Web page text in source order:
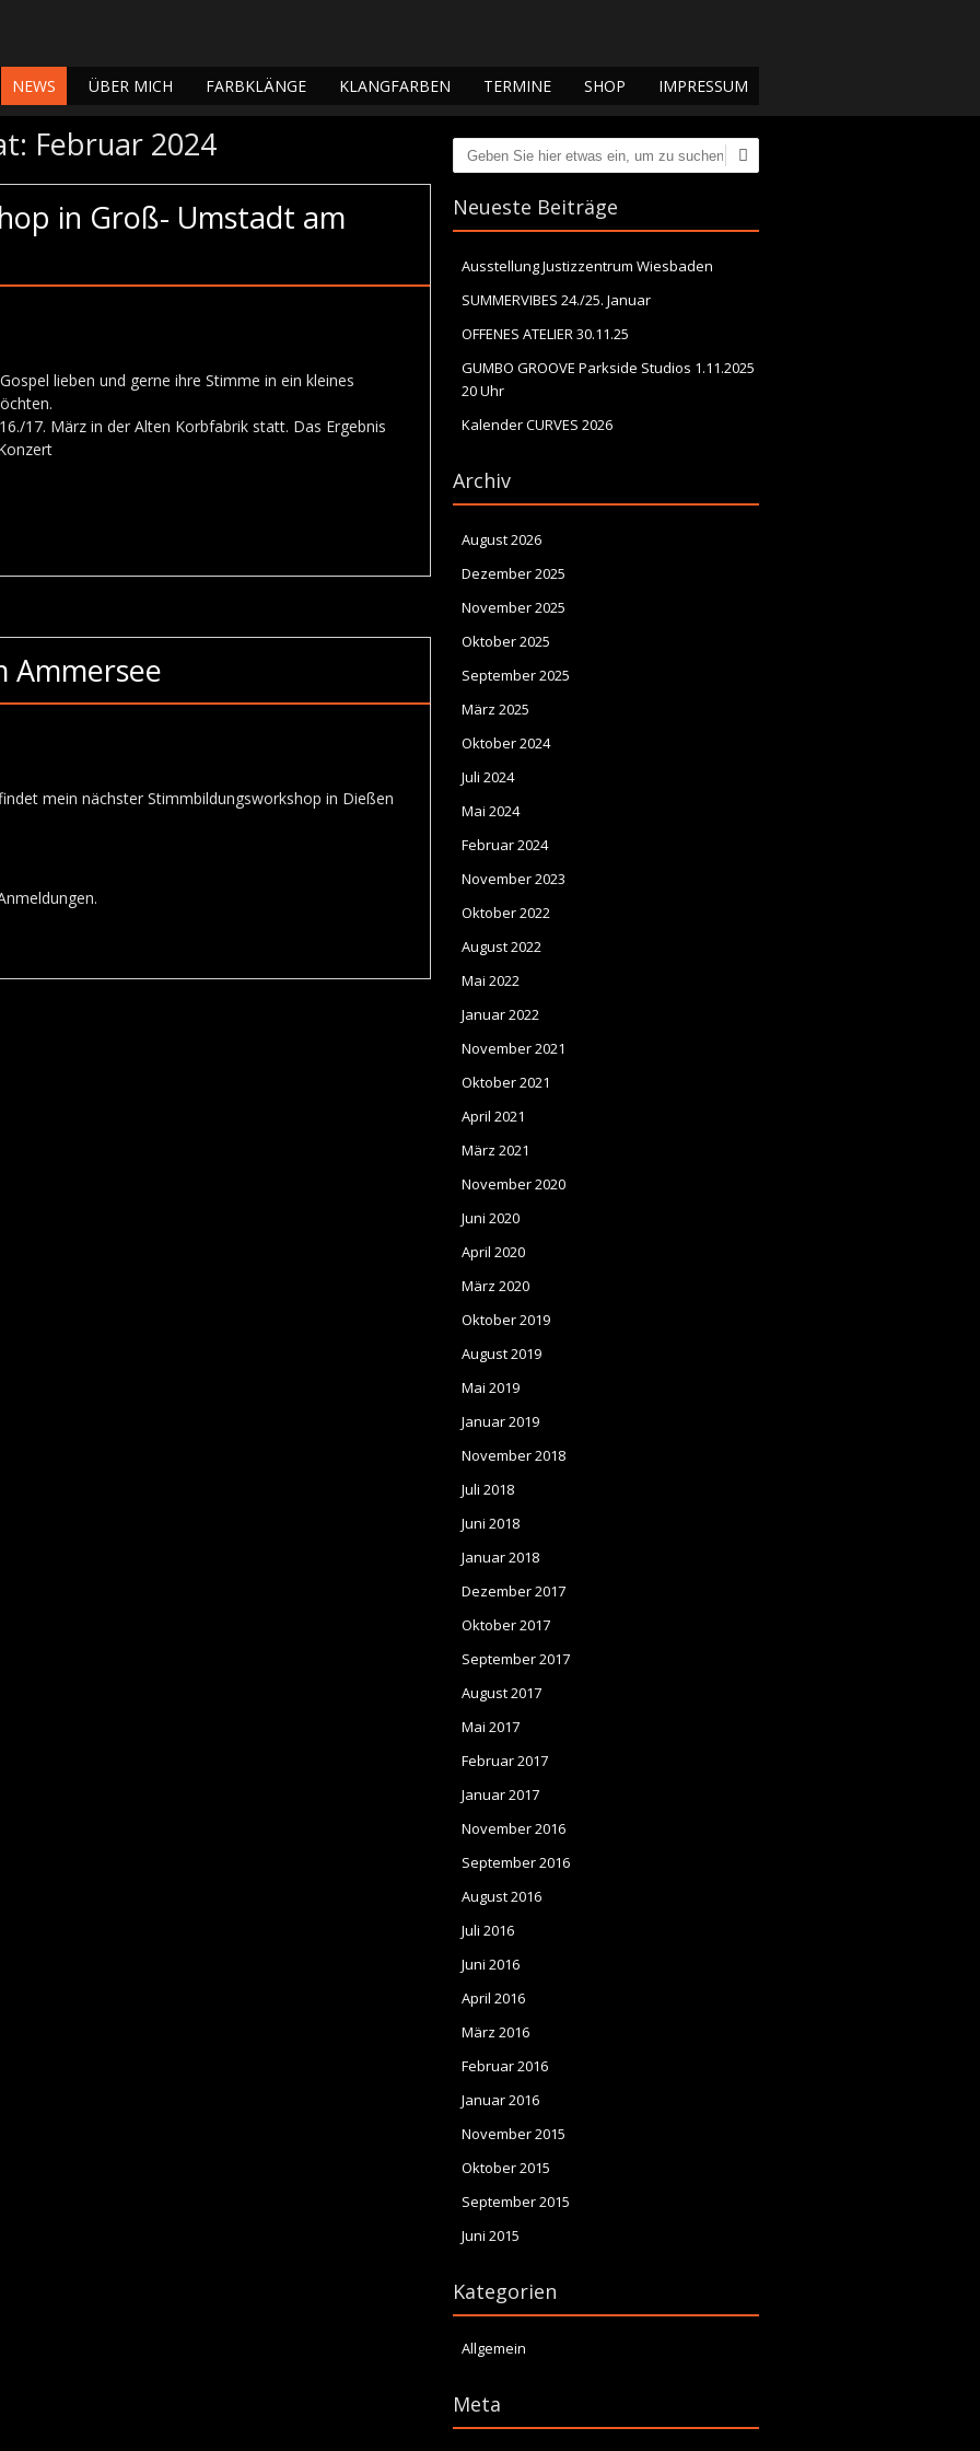
NEWS ÜBER MICH FARBKLÄNGE KLANGFARBEN TERMINE SHOP IMPRESSUM
Februar 2024
in Groß- Umstadt am
lieben und gerne ihre Stimme in ein kleines
17. März in der Alten Korbfabrik statt. Das Ergebnis
Ammersee
mein nächster Stimmbildungsworkshop in Dießen
Suchen
Neueste Beiträge
Ausstellung Justizzentrum Wiesbaden
SUMMERVIBES 24./25. Januar
OFFENES ATELIER 30.11.25
GUMBO GROOVE Parkside Studios 1.11.2025
20 Uhr
Kalender CURVES 2026
Archiv
August 2026
Dezember 2025
November 2025
Oktober 2025
September 2025
März 2025
Oktober 2024
Juli 2024
Mai 2024
Februar 2024
November 2023
Oktober 2022
August 2022
Mai 2022
Januar 2022
November 2021
Oktober 2021
April 2021
März 2021
November 2020
Juni 2020
April 2020
März 2020
Oktober 2019
August 2019
Mai 2019
Januar 2019
November 2018
Juli 2018
Juni 2018
Januar 2018
Dezember 2017
Oktober 2017
September 2017
August 2017
Mai 2017
Februar 2017
Januar 2017
November 2016
September 2016
August 2016
Juli 2016
Juni 2016
April 2016
März 2016
Februar 2016
Januar 2016
November 2015
Oktober 2015
September 2015
Juni 2015
Kategorien
Allgemein
Meta